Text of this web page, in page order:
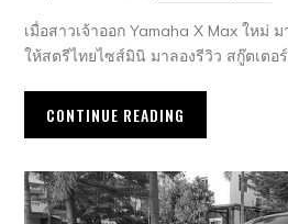
เมื่อสาวเจ้าออก Yamaha X Max ใหม่
ให้สตรีไทยไซส์มินิ มาลองรีวิว สกู๊ตเต
CONTINUE READING